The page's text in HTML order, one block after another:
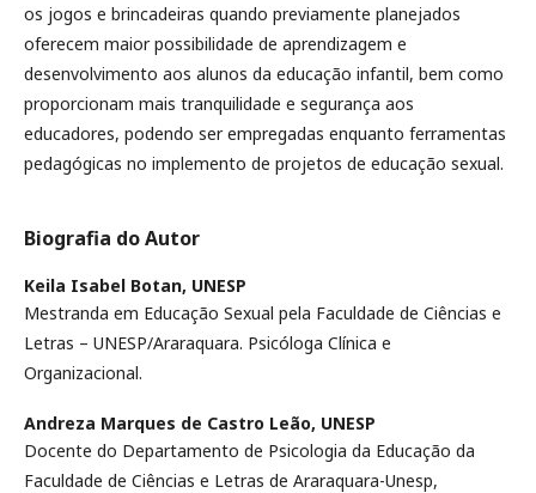
os jogos e brincadeiras quando previamente planejados
oferecem maior possibilidade de aprendizagem e
desenvolvimento aos alunos da educação infantil, bem como
proporcionam mais tranquilidade e segurança aos
educadores, podendo ser empregadas enquanto ferramentas
pedagógicas no implemento de projetos de educação sexual.
Biografia do Autor
Keila Isabel Botan, UNESP
Mestranda em Educação Sexual pela Faculdade de Ciências e
Letras – UNESP/Araraquara. Psicóloga Clínica e
Organizacional.
Andreza Marques de Castro Leão, UNESP
Docente do Departamento de Psicologia da Educação da
Faculdade de Ciências e Letras de Araraquara-Unesp,